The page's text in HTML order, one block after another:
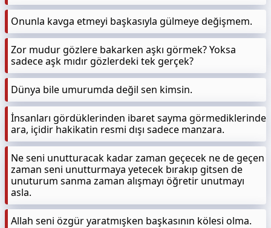
Onunla kavga etmeyi başkasıyla gülmeye değişmem.
Zor mudur gözlere bakarken aşkı görmek? Yoksa
sadece aşk mıdır gözlerdeki tek gerçek?
Dünya bile umurumda değil sen kimsin.
İnsanları gördüklerinden ibaret sayma görmediklerinde
ara, içidir hakikatin resmi dışı sadece manzara.
Ne seni unutturacak kadar zaman geçecek ne de geçen
zaman seni unutturmaya yetecek bırakıp gitsen de
unuturum sanma zaman alışmayı öğretir unutmayı
asla.
Allah seni özgür yaratmışken başkasının kölesi olma.